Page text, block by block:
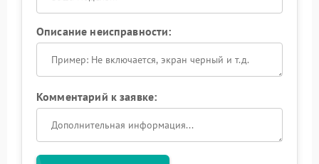
Описание неисправности:
Комментарий к заявке: